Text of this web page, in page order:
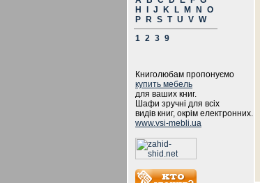
H
J K L M N
O
P
R S T U V W
1 2 3 9
Книголюбам пропонуємо
купить мебель
для ваших книг.
Шафи зручні для всіх
видів книг, окрім електронних.
www.vsi-mebli.ua